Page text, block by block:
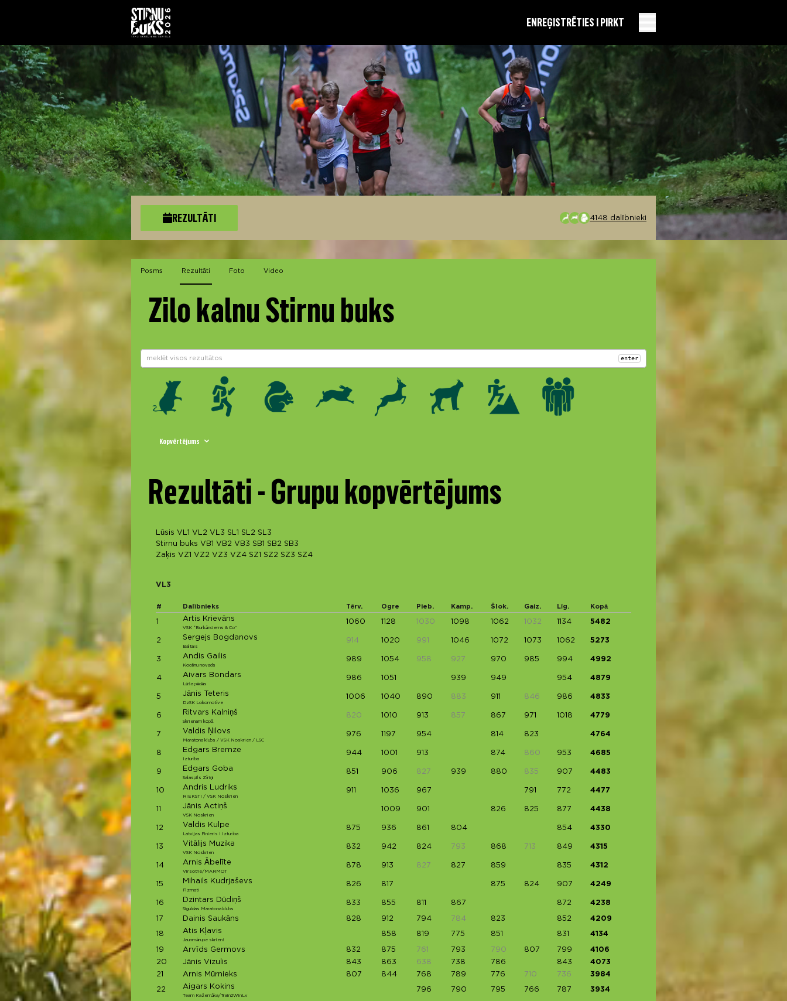
ENREĢISTRĒTIES I PIRKT
REZULTĀTI 4148 dalībnieki
Posms Rezultāti Foto Video
Zilo kalnu Stirnu buks
enter
Kopvērtējums
Rezultāti - Grupu kopvērtējums
Lūsis VL1 VL2 VL3 SL1 SL2 SL3
Stirnu buks VB1 VB2 VB3 SB1 SB2 SB3
Zaķis VZ1 VZ2 VZ3 VZ4 SZ1 SZ2 SZ3 SZ4
VL3
# Dalībnieks Tērv. Ogre Pieb. Kamp. Šlok. Gaiz. Līg. Kopā
1 Artis Krievāns
VSK “Burkānciems & Co”
1060 1128 1030 1098 1062 1032 1134 5482
2 Sergejs Bogdanovs
Baltais
914 1020 991 1046 1072 1073 1062 5273
3 Andis Gailis
Kocēnu novads
989 1054 958 927 970 985 994 4992
4 Aivars Bondars
Lūša pēdās
986 1051 939 949 954 4879
5 Jānis Teteris
DzSK Lokomotīve
1006 1040 890 883 911 846 986 4833
6 Ritvars Kalniņš
Skrienam kopā
820 1010 913 857 867 971 1018 4779
7 Valdis Ņilovs
Maratona klubs / VSK Noskrien / LSC
976 1197 954 814 823 4764
8 Edgars Bremze
Izturība
944 1001 913 874 860 953 4685
9 Edgars Goba
Salaspils Zīriņi
851 906 827 939 880 835 907 4483
10 Andris Ludriks
RIEKSTI / VSK Noskrien
911 1036 967 791 772 4477
11 Jānis Actiņš
VSK Noskrien
1009 901 826 825 877 4438
12 Valdis Kulpe
Latvijas Finieris I Izturība
875 936 861 804 854 4330
13 Vitālijs Muzika
VSK Noskrien
832 942 824 793 868 713 849 4315
14 Arnis Ābelīte
Virsotne/MARMOT
878 913 827 827 859 835 4312
15 Mihails Kudrjaševs
Fizmati
826 817 875 824 907 4249
16 Dzintars Dūdiņš
Siguldas Maratona klubs
833 855 811 867 872 4238
17 Dainis Saukāns 828 912 794 784 823 852 4209
18 Atis Kļavis
Jaunmārupe skrien!
858 819 775 851 831 4134
19 Arvīds Germovs 832 875 761 793 790 807 799
4106
20
Jānis Vizulis 843 863 638 738 786 843
4073
21
Arnis Mūrnieks 807 844 768 789 776 710 736 3984
22 Aigars Kokins
Team Kažemāka/Train2WinLv
796 790 795 766 787 3934